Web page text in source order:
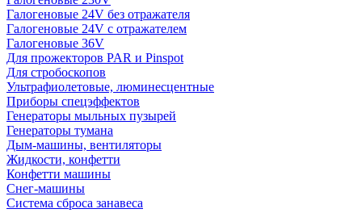
Галогеновые 24V без отражателя
Галогеновые 24V с отражателем
Галогеновые 36V
Для прожекторов PAR и Pinspot
Для стробоскопов
Ультрафиолетовые, люминесцентные
Приборы спецэффектов
Генераторы мыльных пузырей
Генераторы тумана
Дым-машины, вентиляторы
Жидкости, конфетти
Конфетти машины
Снег-машины
Система сброса занавеса